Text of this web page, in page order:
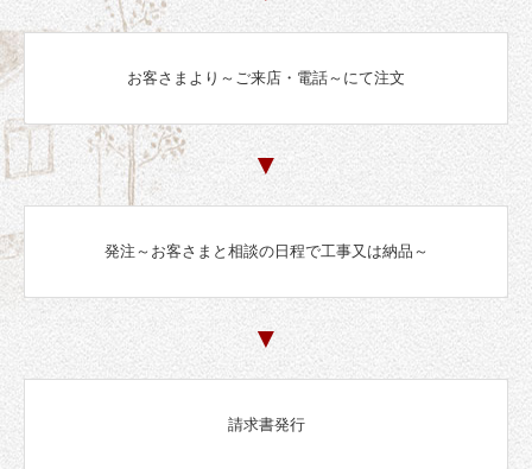
お客さまより～ご来店・電話～にて注文
▼
発注～お客さまと相談の日程で工事又は納品～
▼
請求書発行